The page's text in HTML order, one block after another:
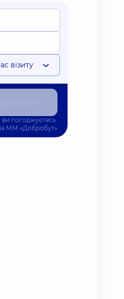
візиту
ви погоджуєтесь
ММ «Добробут»